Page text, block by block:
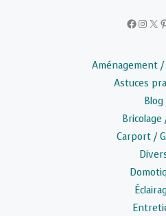
X
Aménagement
Astuces
Blog
Bricolage
Carport /